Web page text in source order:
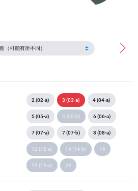
2 (02-a) 3 (03-a) 4 (04-a)
5 (05-a) 5 (05-b) 6 (06-a)
7 (07-a) 7 (07-b) 8 (08-a)
12 (12-a) 14 (14-b) 16
19 (19-a) 24